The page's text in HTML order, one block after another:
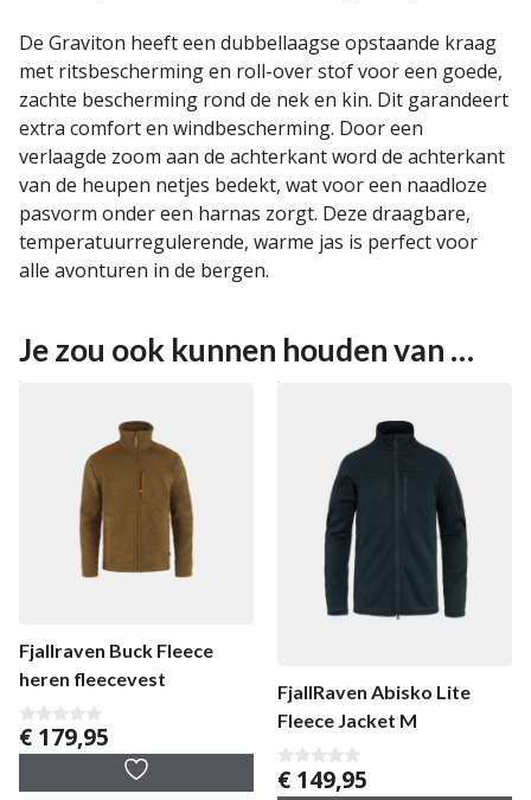
De Graviton heeft een dubbellaagse opstaande kraag
met ritsbescherming en roll-over stof voor een goede,
zachte bescherming rond de nek en kin. Dit garandeert
extra comfort en windbescherming. Door een
verlaagde zoom aan de achterkant word de achterkant
van de heupen netjes bedekt, wat voor een naadloze
pasvorm onder een harnas zorgt. Deze draagbare,
temperatuurregulerende, warme jas is perfect voor
alle avonturen in de bergen.
Je zou ook kunnen houden van …
Fjallraven Buck Fleece
heren fleecevest
0
v
€ 179,95
FjallRaven Abisko Lite
Fleece Jacket M
0
v
€ 149,95